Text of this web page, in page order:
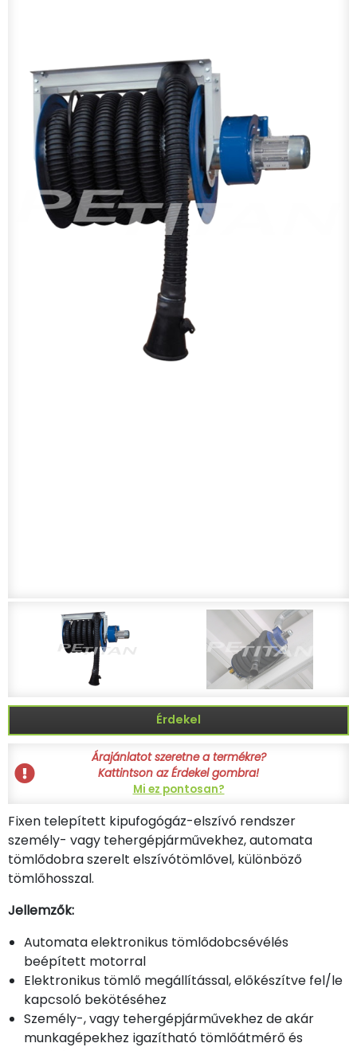
Érdekel
Árajánlatot szeretne a termékre?
Kattintson az Érdekel gombra!
Mi ez pontosan?
Fixen telepített kipufogógáz-elszívó rendszer
személy- vagy tehergépjárművekhez, automata
tömlődobra szerelt elszívótömlővel, különböző
tömlőhosszal.
Jellemzők:
Automata elektronikus tömlődobcsévélés
beépített motorral
Elektronikus tömlő megállítással, előkészítve fel/le
kapcsoló bekötéséhez
Személy-, vagy tehergépjárművekhez de akár
munkagépekhez igazítható tömlőátmérő és